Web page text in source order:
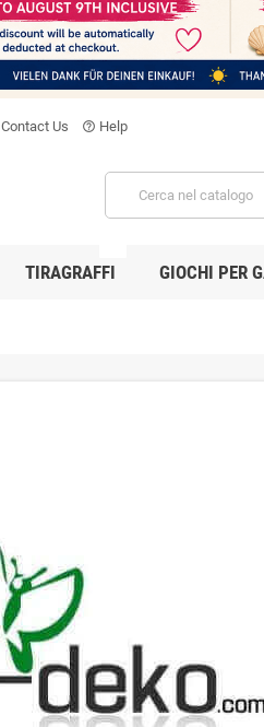
Contact Us help_outline Help
TIRAGRAFFI GIOCHI PER